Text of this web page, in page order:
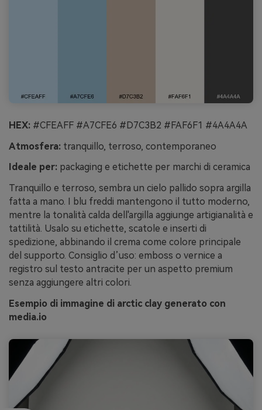
HEX: #CFEAFF #A7CFE6 #D7C3B2 #FAF6F1 #4A4A4A
Atmosfera: tranquillo, terroso, contemporaneo
Ideale per: packaging e etichette per marchi di ceramica
Tranquillo e terroso, sembra un cielo pallido sopra argilla
fatta a mano. I blu freddi mantengono il tutto moderno,
mentre la tonalità calda dell'argilla aggiunge artigianalità e
tattilità. Usalo su etichette, scatole e inserti di
spedizione, abbinando il crema come colore principale
del supporto. Consiglio d’uso: emboss o vernice a
registro sul testo antracite per un aspetto premium
senza aggiungere altri colori.
Esempio di immagine di arctic clay generato con
media.io